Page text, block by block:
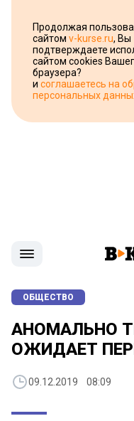
Продолжая
сайтом v-kurse.ru, Вы
подтверждаете
сайтом cookies
браузера?
и соглашаетесь на
персональных
ОБЩЕСТВО
АНОМАЛЬНО
ОЖИДАЕТ
09.12.2019 08:09